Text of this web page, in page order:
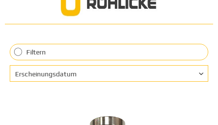
Filtern